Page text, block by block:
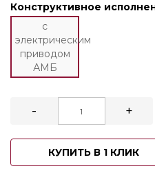
Конструктивное
с
электрическим
приводом
АМБ
- +
КУПИТЬ В 1 КЛИК